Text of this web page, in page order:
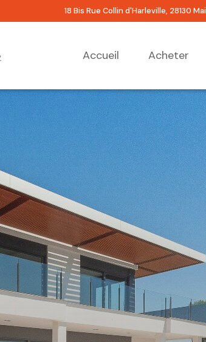
18 Bis Rue Collin d'Harleville, 28130
accueil acheter